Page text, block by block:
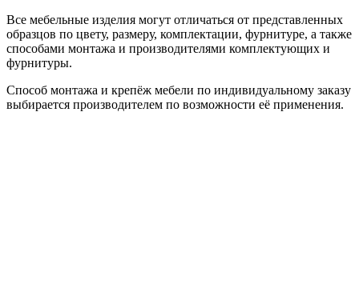
Все мебельные изделия могут отличаться от представленных
образцов по цвету, размеру, комплектации, фурнитуре, а также
способами монтажа и производителями комплектующих и
фурнитуры.
Способ монтажа и крепёж мебели по индивидуальному заказу
выбирается производителем по возможности её применения.